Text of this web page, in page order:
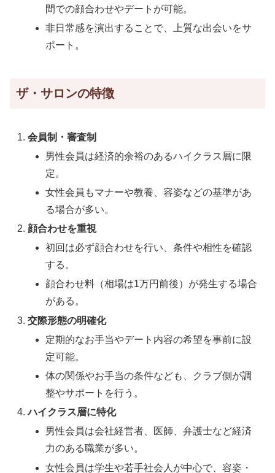
間での顔合わせやデートが可能。
非日常感を演出することで、上質な出会いをサ
ポート。
ザ・サロンの特徴
会員制・審査制
男性会員は経済的余裕のあるハイクラス層に限
定。
女性会員もマナーや教養、容姿などの基準があ
る場合が多い。
顔合わせを重視
初回は必ず顔合わせを行い、条件や相性を確認
する。
顔合わせ料（相場は1万円前後）が発生する場合
がある。
交際形態の明確化
定期的なお手当やデート内容の希望を事前に設
定可能。
体の関係やお手当の条件なども、クラブ側が調
整やサポートを行う。
ハイクラス層に特化
男性会員は会社経営者、医師、弁護士など経済
力のある職業が多い。
女性会員は学生や若手社会人が中心で、容姿・